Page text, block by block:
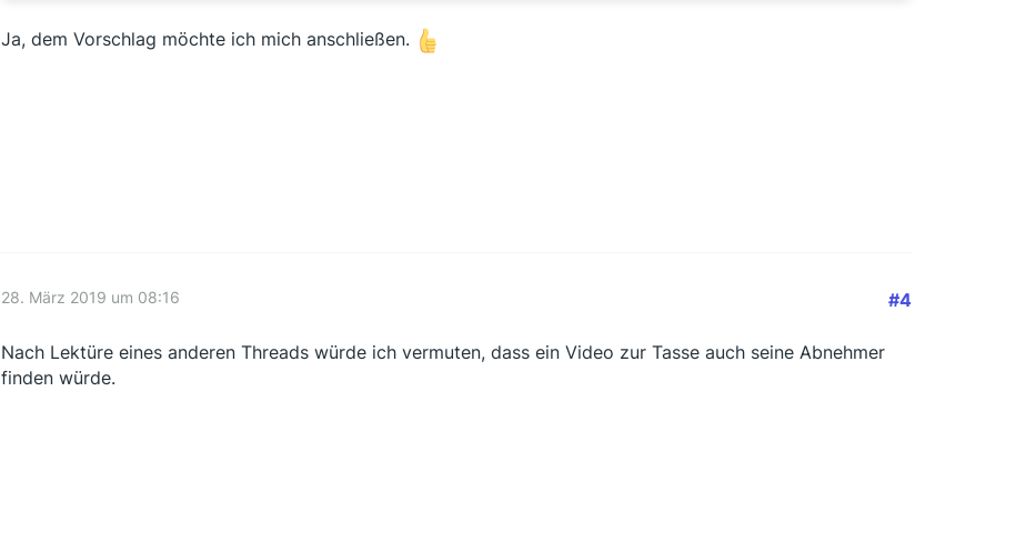
Ja, dem Vorschlag möchte ich mich anschließen.
28. März 2019 um 08:16 #4
Nach Lektüre eines anderen Threads würde ich vermuten, dass ein Video zur Tasse auch seine Abnehmer
finden würde.